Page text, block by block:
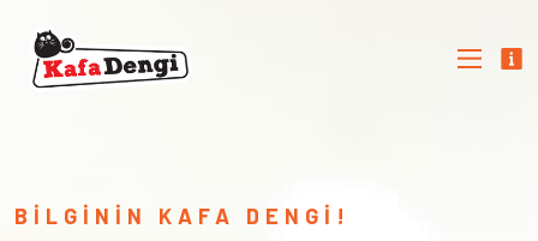
BİLGİNİN KAFA DENGİ!